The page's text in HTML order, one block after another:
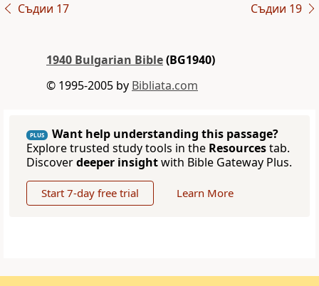
Съдии 17 Съдии 19
1940 Bulgarian Bible(BG1940)
© 1995-2005 by Bibliata.com
PLUS
Want help understanding this passage?
Explore trusted study tools in the Resourcestab.
Discoverdeeper insightwith Bible Gateway Plus.
Start 7-day free trial Learn More